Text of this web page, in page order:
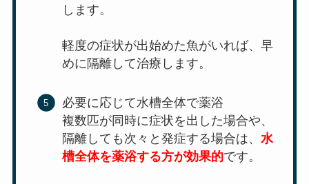
します。
軽度の症状が出始めた魚がいれば、早
めに隔離して治療します。
必要に応じて水槽全体で薬浴
複数匹が同時に症状を出した場合や、
隔離しても次々と発症する場合は、 水
槽全体を薬浴する方が効果的です。